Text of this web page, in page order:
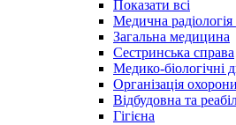
Показати всі
Медична радіологія
Загальна медицина
Сестринська справа
Медико-біологічні
Організація
Відбудовна та
Гігієна